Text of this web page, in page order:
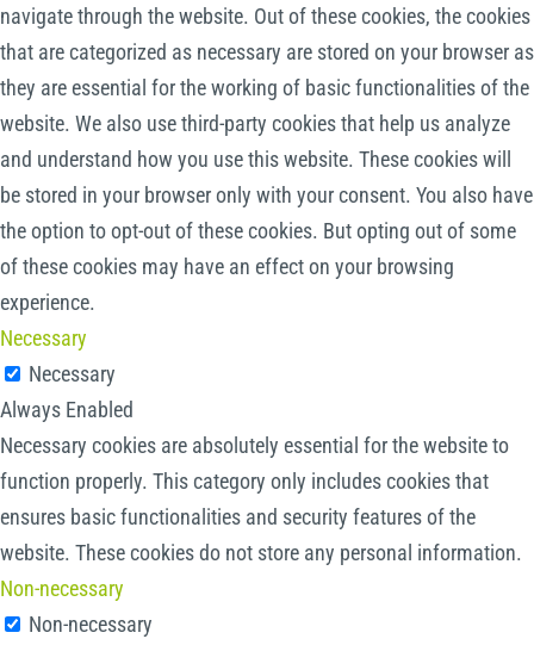
navigate through the website. Out of these cookies, the cookies
that are categorized as necessary are stored on your browser as
they are essential for the working of basic functionalities of the
website. We also use third-party cookies that help us analyze
and understand how you use this website. These cookies will
be stored in your browser only with your consent. You also have
the option to opt-out of these cookies. But opting out of some
of these cookies may have an effect on your browsing
experience.
Necessary
Necessary
Always Enabled
Necessary cookies are absolutely essential for the website to
function properly. This category only includes cookies that
ensures basic functionalities and security features of the
website. These cookies do not store any personal information.
Non-necessary
Non-necessary